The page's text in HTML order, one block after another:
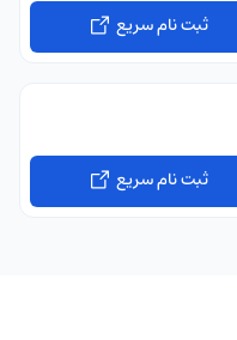
ثبت نام سریع
ثبت نام سریع